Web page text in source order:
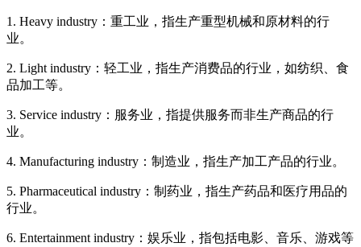
1. Heavy industry：重工业，指生产重型机械和原材料的行
业。
2. Light industry：轻工业，指生产消费品的行业，如纺织、食
品加工等。
3. Service industry：服务业，指提供服务而非生产商品的行
业。
4. Manufacturing industry：制造业，指生产加工产品的行业。
5. Pharmaceutical industry：制药业，指生产药品和医疗用品的
行业。
6. Entertainment industry：娱乐业，指包括电影、音乐、游戏等